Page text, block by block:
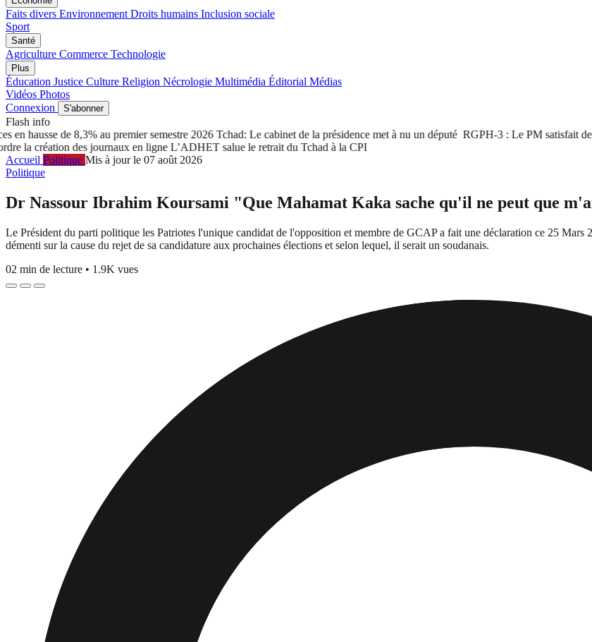
Faits divers Environnement Droits humains Inclusion sociale
Sport
Santé
Agriculture Commerce Technologie
Plus
Éducation Justice Culture Religion Nécrologie Multimédia Éditorial Médias
Vidéos Photos
Connexion
S'abonner
Flash info
de 8,3% au premier semestre 2026Tchad: Le cabinet de la présidence met à nu un députéRGPH-3 : Le PM satisfait des
création des journaux en ligneL’ADHET salue le retrait du Tchad à la CPI
Accueil Politique Mis à jour le 07 août 2026
Politique
Dr Nassour Ibrahim Koursami "Que Mahamat Kaka sache qu'il ne peut que
Le Président du parti politique les Patriotes l'unique candidat de l'opposition et membre de GCAP a fait une déclaration ce 25
démenti sur la cause du rejet de sa candidature aux prochaines élections et selon lequel, il serait un soudanais.
02 min de lecture • 1.9K vues